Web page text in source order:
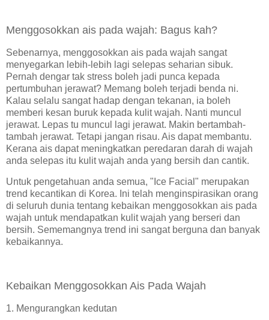
Menggosokkan ais pada wajah: Bagus kah?
Sebenarnya, menggosokkan ais pada wajah sangat
menyegarkan lebih-lebih lagi selepas seharian sibuk.
Pernah dengar tak stress boleh jadi punca kepada
pertumbuhan jerawat? Memang boleh terjadi benda ni.
Kalau selalu sangat hadap dengan tekanan, ia boleh
memberi kesan buruk kepada kulit wajah. Nanti muncul
jerawat. Lepas tu muncul lagi jerawat. Makin bertambah-
tambah jerawat. Tetapi jangan risau. Ais dapat membantu.
Kerana ais dapat meningkatkan peredaran darah di wajah
anda selepas itu kulit wajah anda yang bersih dan cantik.
Untuk pengetahuan anda semua, "Ice Facial" merupakan
trend kecantikan di Korea. Ini telah menginspirasikan orang
di seluruh dunia tentang kebaikan menggosokkan ais pada
wajah untuk mendapatkan kulit wajah yang berseri dan
bersih. Sememangnya trend ini sangat berguna dan banyak
kebaikannya.
Kebaikan Menggosokkan Ais Pada Wajah
1. Mengurangkan kedutan